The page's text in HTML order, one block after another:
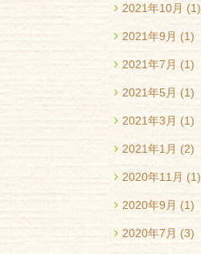
2021年10月 (1)
2021年9月 (1)
2021年7月 (1)
2021年5月 (1)
2021年3月 (1)
2021年1月 (2)
2020年11月 (1)
2020年9月 (1)
2020年7月 (3)